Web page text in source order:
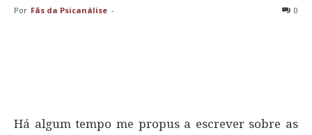
Por Fãs da Psicanálise - 0
Há algum tempo me propus a escrever sobre as